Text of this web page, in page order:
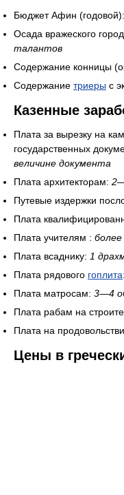
Бюджет Афин (годовой):
Осада вражеского
талантов
Содержание конницы
Содержание триеры с
Казенные
Плата за вырезку на
государственных
величине документа
Плата архитекторам:
Путевые издержки
Плата
Плата учителям :
Плата всаднику: 1
Плата рядового гоплита:
Плата матросам: 3—4
Плата рабам на
Плата на
Цены в